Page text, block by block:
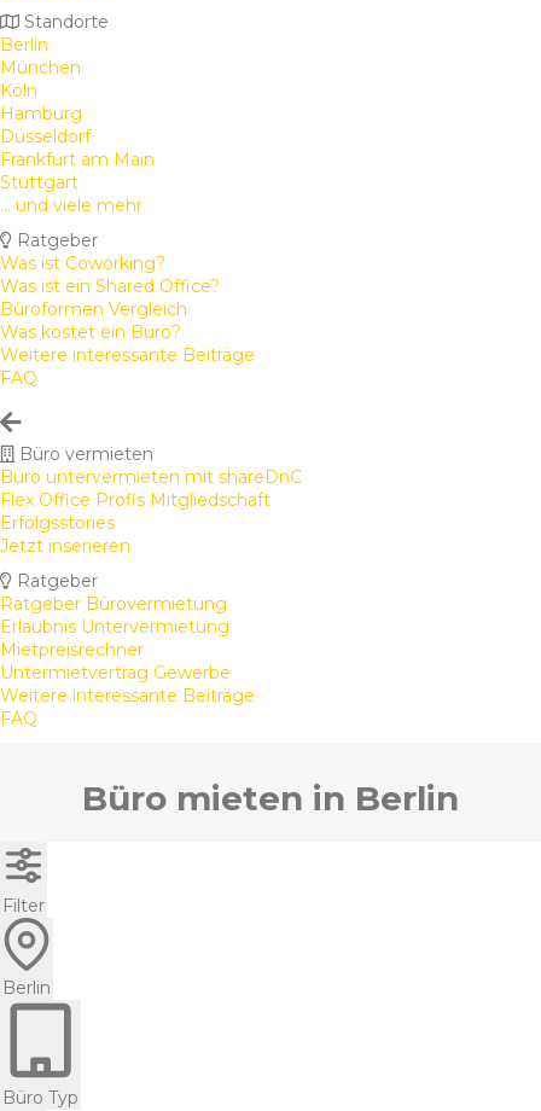
Standorte
Berlin
München
Köln
Hamburg
Düsseldorf
Frankfurt am Main
Stuttgart
... und viele mehr
Ratgeber
Was ist Coworking?
Was ist ein Shared Office?
Büroformen Vergleich
Was kostet ein Büro?
Weitere interessante Beiträge
FAQ
Büro vermieten
Büro untervermieten mit shareDnC
Flex Office Profis Mitgliedschaft
Erfolgsstories
Jetzt inserieren
Ratgeber
Ratgeber Bürovermietung
Erlaubnis Untervermietung
Mietpreisrechner
Untermietvertrag Gewerbe
Weitere interessante Beiträge
FAQ
Büro mieten in Berlin
Filter
Berlin
Büro Typ